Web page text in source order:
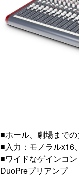
■ホール、劇場まで
■入力：モノラルx16
■ワイドなゲインコ
DuoPreプリアンプ